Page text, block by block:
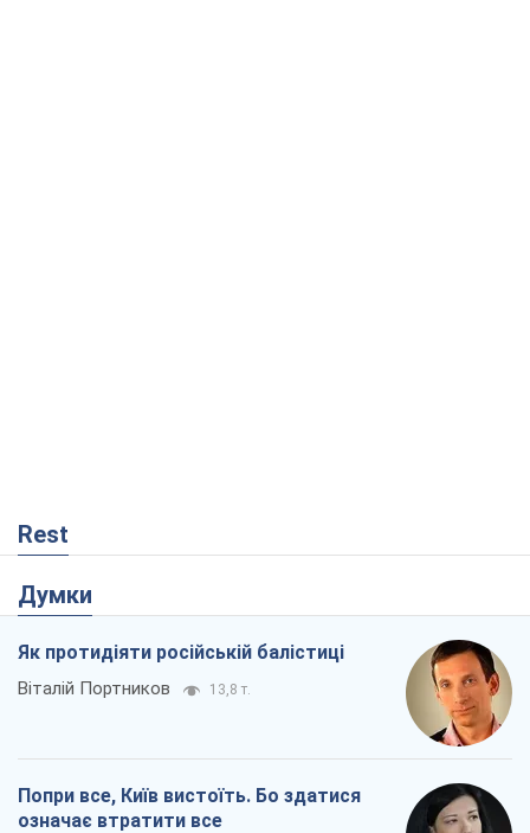
Rest
Думки
Як протидіяти російській балістиці
Віталій Портников 13,8 т.
Попри все, Київ вистоїть. Бо здатися
означає втратити все